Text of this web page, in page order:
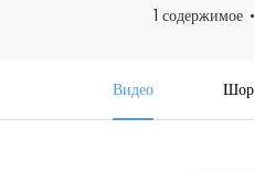
1 содержимое
Видео